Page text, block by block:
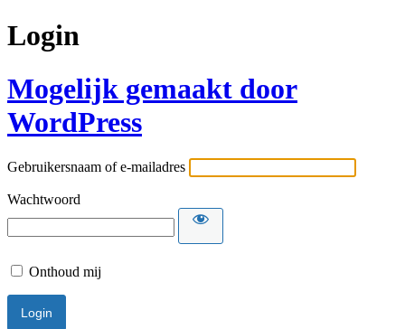
Login
Mogelijk gemaakt door
WordPress
Gebruikersnaam of e-mailadres
Wachtwoord
Onthoud mij